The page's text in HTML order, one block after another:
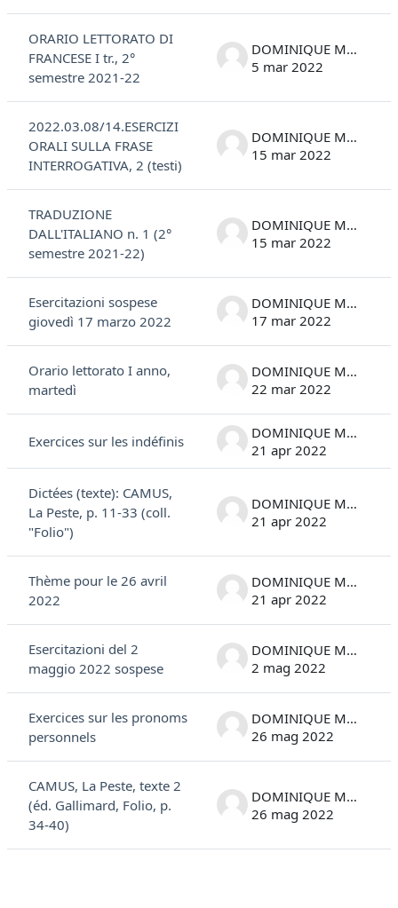
ORARIO LETTORATO DI
FRANCESE I tr., 2°
semestre 2021-22
DOMINIQUE MARC COSTANTINI
5 mar 2022
2022.03.08/14.ESERCIZI
ORALI SULLA FRASE
INTERROGATIVA, 2 (testi)
DOMINIQUE MARC COSTANTINI
15 mar 2022
TRADUZIONE
DALL'ITALIANO n. 1 (2°
semestre 2021-22)
DOMINIQUE MARC COSTANTINI
15 mar 2022
Esercitazioni sospese
giovedì 17 marzo 2022
DOMINIQUE MARC COSTANTINI
17 mar 2022
Orario lettorato I anno,
martedì
DOMINIQUE MARC COSTANTINI
22 mar 2022
Exercices sur les indéfinis
DOMINIQUE MARC COSTANTINI
21 apr 2022
Dictées (texte): CAMUS,
La Peste, p. 11-33 (coll.
"Folio")
DOMINIQUE MARC COSTANTINI
21 apr 2022
Thème pour le 26 avril
2022
DOMINIQUE MARC COSTANTINI
21 apr 2022
Esercitazioni del 2
maggio 2022 sospese
DOMINIQUE MARC COSTANTINI
2 mag 2022
Exercices sur les pronoms
personnels
DOMINIQUE MARC COSTANTINI
26 mag 2022
CAMUS, La Peste, texte 2
(éd. Gallimard, Folio, p.
34-40)
DOMINIQUE MARC COSTANTINI
26 mag 2022